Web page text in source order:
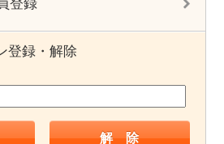
登録
登録・解除